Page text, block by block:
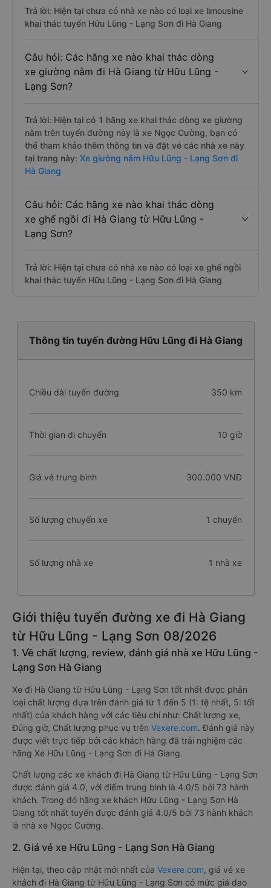
Trả lời: Hiện tại chưa có nhà xe nào có loại xe limousine
khai thác tuyến Hữu Lũng - Lạng Sơn đi Hà Giang
Câu hỏi: Các hãng xe nào khai thác dòng
xe giường nằm đi Hà Giang từ Hữu Lũng -
Lạng Sơn?
Trả lời: Hiện tại có 1 hãng xe khai thác dòng xe giường
nằm trên tuyến đường này là xe Ngọc Cường, bạn có
thể tham khảo thêm thông tin và đặt vé các nhà xe này
tại trang này: Xe giường nằm Hữu Lũng - Lạng Sơn đi
Hà Giang
Câu hỏi: Các hãng xe nào khai thác dòng
xe ghế ngồi đi Hà Giang từ Hữu Lũng -
Lạng Sơn?
Trả lời: Hiện tại chưa có nhà xe nào có loại xe ghế ngồi
khai thác tuyến Hữu Lũng - Lạng Sơn đi Hà Giang
Thông tin tuyến đường Hữu Lũng đi Hà Giang
Chiều dài tuyến đường 350 km
Thời gian di chuyển 10 giờ
Giá vé trung bình 300.000 VNĐ
Số lượng chuyến xe 1 chuyến
Số lượng nhà xe 1 nhà xe
Giới thiệu tuyến đường xe đi Hà Giang
từ Hữu Lũng - Lạng Sơn 08/2026
1. Về chất lượng, review, đánh giá nhà xe Hữu Lũng -
Lạng Sơn Hà Giang
Xe đi Hà Giang từ Hữu Lũng - Lạng Sơn tốt nhất được phân
loại chất lượng dựa trên đánh giá từ 1 đến 5 (1: tệ nhất, 5: tốt
nhất) của khách hàng với các tiêu chí như: Chất lượng xe,
Đúng giờ, Chất lượng phục vụ trên Vexere.com. Đánh giá này
được viết trực tiếp bởi các khách hàng đã trải nghiệm các
hãng Xe Hữu Lũng - Lạng Sơn đi Hà Giang.
Chất lượng các xe khách đi Hà Giang từ Hữu Lũng - Lạng Sơn
được đánh giá 4.0, với điểm trung bình là 4.0/5 bởi 73 hành
khách. Trong đó hãng xe khách Hữu Lũng - Lạng Sơn Hà
Giang tốt nhất tuyến được đánh giá 4.0/5 bởi 73 hành khách
là nhà xe Ngọc Cường.
2. Giá vé xe Hữu Lũng - Lạng Sơn Hà Giang
Hiện tại, theo cập nhật mới nhất của Vexere.com, giá vé xe
khách đi Hà Giang từ Hữu Lũng - Lạng Sơn có mức giá dao